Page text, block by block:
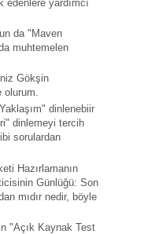
edenlere yardımcı
da "Maven
muhtemelen
Gökşin
olurum.
dinlenebiir
dinlemeyi tercih
sorulardan
Hazırlamanın
Günlüğü: Son
mıdır nedir, böyle
"Açık Kaynak Test